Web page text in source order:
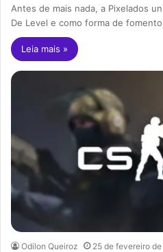
Antes de mais nada, a Pixelados
De Level e como forma de
Leia mais »
Odilon Queiroz 25 de fevereiro